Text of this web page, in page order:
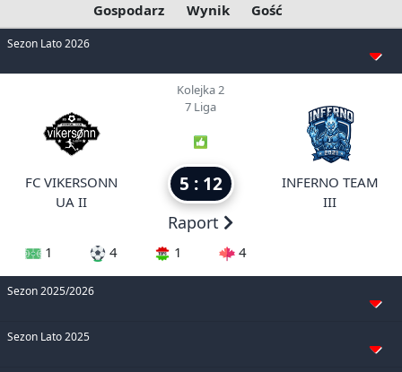
Gospodarz
Wynik Gość
Sezon Lato 2026
FC VIKERSONN
UA II
Kolejka 2
7 Liga
5 : 12
Raport
INFERNO TEAM
III
1 4 1 4
Sezon 2025/2026
Sezon Lato 2025